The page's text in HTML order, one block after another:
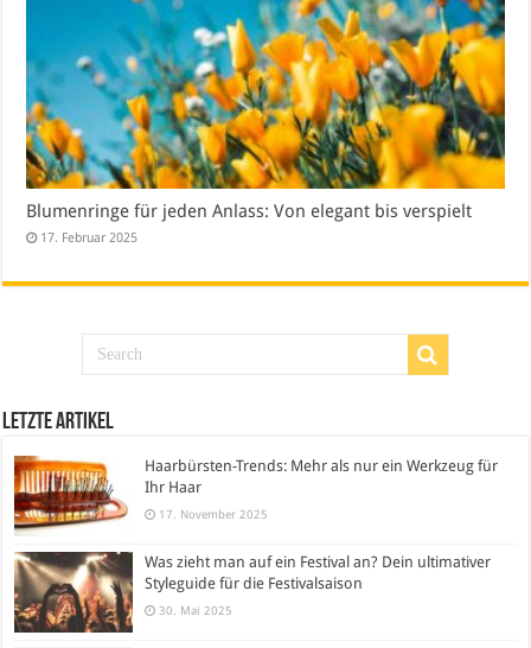
Blumenringe für jeden Anlass: Von elegant bis verspielt
17. Februar 2025
Letzte Artikel
Haarbürsten-Trends: Mehr als nur ein Werkzeug für
Ihr Haar
17. November 2025
Was zieht man auf ein Festival an? Dein ultimativer
Styleguide für die Festivalsaison
30. Mai 2025